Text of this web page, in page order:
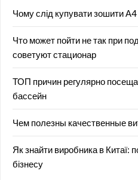
Чому слід купувати зошити
Что может пойти не так при
советуют стационар
ТОП причин регулярно
бассейн
Чем полезны качественные
Як знайти виробника в Китаї:
бізнесу